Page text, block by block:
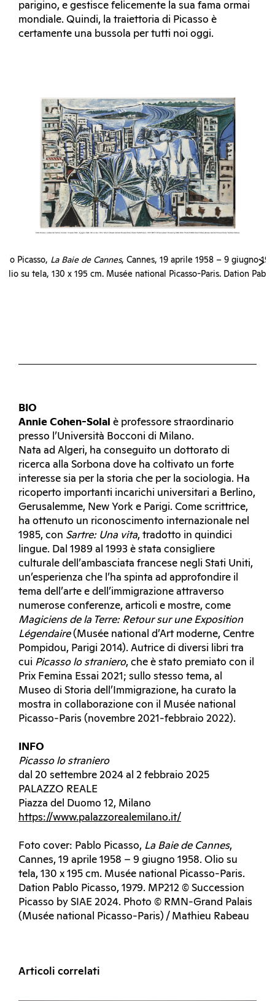
parigino, e gestisce felicemente la sua fama ormai
mondiale. Quindi, la traiettoria di Picasso è
certamente una bussola per tutti noi oggi.
Picasso, La Baie de Cannes, Cannes, 19 aprile 1958 – 9 giugno
Olio su tela, 130 x 195 cm. Musée national Picasso-Paris. Dation Pablo
BIO
Annie Cohen-Solal è professore straordinario
presso l’Università Bocconi di Milano.
Nata ad Algeri, ha conseguito un dottorato di
ricerca alla Sorbona dove ha coltivato un forte
interesse sia per la storia che per la sociologia. Ha
ricoperto importanti incarichi universitari a Berlino,
Gerusalemme, New York e Parigi. Come scrittrice,
ha ottenuto un riconoscimento internazionale nel
1985, con Sartre: Una vita, tradotto in quindici
lingue. Dal 1989 al 1993 è stata consigliere
culturale dell’ambasciata francese negli Stati Uniti,
un’esperienza che l’ha spinta ad approfondire il
tema dell’arte e dell’immigrazione attraverso
numerose conferenze, articoli e mostre, come
Magiciens de la Terre: Retour sur une Exposition
Légendaire(Musée national d’Art moderne, Centre
Pompidou, Parigi 2014). Autrice di diversi libri tra
cui Picasso lo straniero, che è stato premiato con il
Prix Femina Essai 2021; sullo stesso tema, al
Museo di Storia dell’Immigrazione, ha curato la
mostra in collaborazione con il Musée national
Picasso-Paris (novembre 2021-febbraio 2022).
INFO
Picasso lo straniero
dal 20 settembre 2024 al 2 febbraio 2025
PALAZZO REALE
Piazza del Duomo 12, Milano
https://www.palazzorealemilano.it/
Foto cover: Pablo Picasso, La Baie de Cannes,
Cannes, 19 aprile 1958 – 9 giugno 1958. Olio su
tela, 130 x 195 cm. Musée national Picasso-Paris.
Dation Pablo Picasso, 1979. MP212 © Succession
Picasso by SIAE 2024. Photo © RMN-Grand Palais
(Musée national Picasso-Paris) / Mathieu Rabeau
Articoli correlati